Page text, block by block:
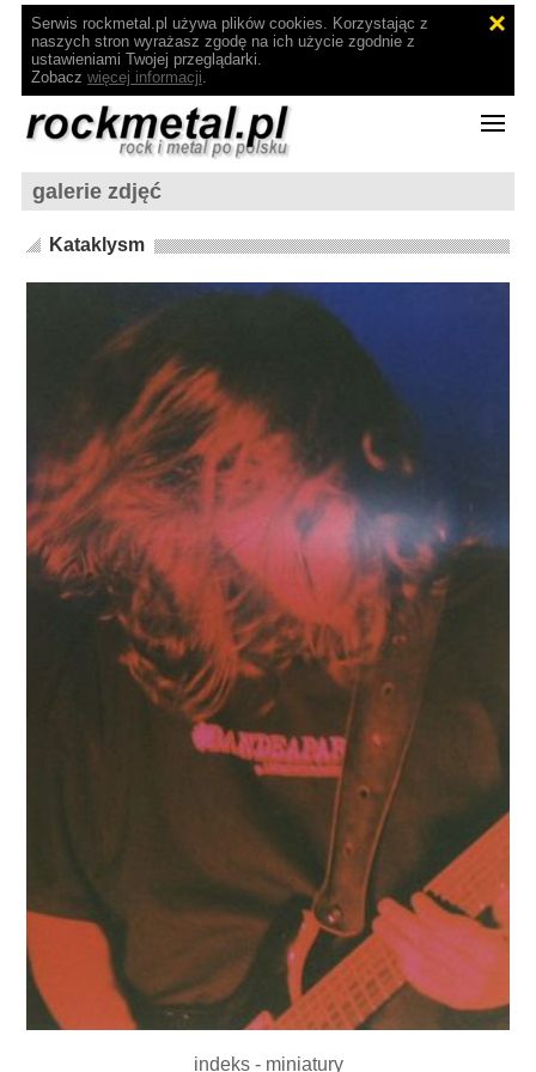
Serwis rockmetal.pl używa plików cookies. Korzystając z
naszych stron wyrażasz zgodę na ich użycie zgodnie z
ustawieniami Twojej przeglądarki.
Zobacz więcej informacji.
galerie zdjęć
Kataklysm
indeks - miniatury